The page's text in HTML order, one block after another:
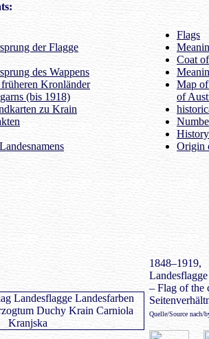
der Flagge
des Wappens
Kronländer
(bis 1918)
zu Krain
Flags
Coat
Map
of
History
Origin
1848–1919,
– Flag of the
Quelle/Source nach/